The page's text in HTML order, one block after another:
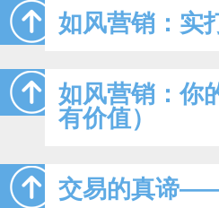
如风营销：实
如风营销：你
有价值）
交易的真谛